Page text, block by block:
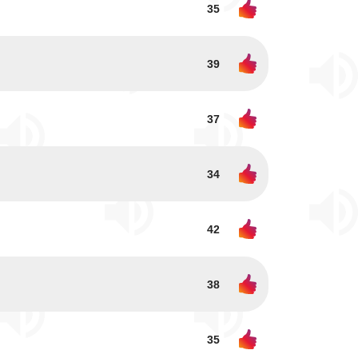
35
39
37
34
42
38
35